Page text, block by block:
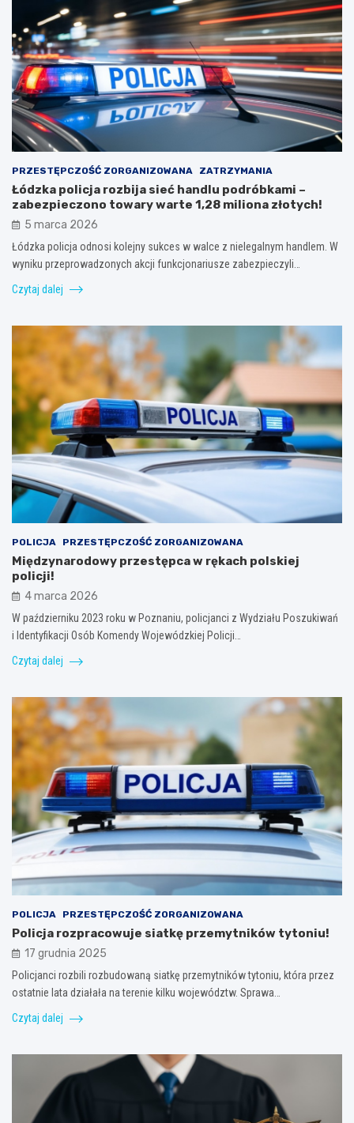
PRZESTĘPCZOŚĆ ZORGANIZOWANA ZATRZYMANIA
Łódzka policja rozbija sieć handlu podróbkami –
zabezpieczono towary warte 1,28 miliona złotych!
5 marca 2026
Łódzka policja odnosi kolejny sukces w walce z nielegalnym handlem. W
wyniku przeprowadzonych akcji funkcjonariusze zabezpieczyli…
Czytaj dalej
POLICJA PRZESTĘPCZOŚĆ ZORGANIZOWANA
Międzynarodowy przestępca w rękach polskiej
policji!
4 marca 2026
W październiku 2023 roku w Poznaniu, policjanci z Wydziału Poszukiwań
i Identyfikacji Osób Komendy Wojewódzkiej Policji…
Czytaj dalej
POLICJA PRZESTĘPCZOŚĆ ZORGANIZOWANA
Policja rozpracowuje siatkę przemytników tytoniu!
17 grudnia 2025
Policjanci rozbili rozbudowaną siatkę przemytników tytoniu, która przez
ostatnie lata działała na terenie kilku województw. Sprawa…
Czytaj dalej